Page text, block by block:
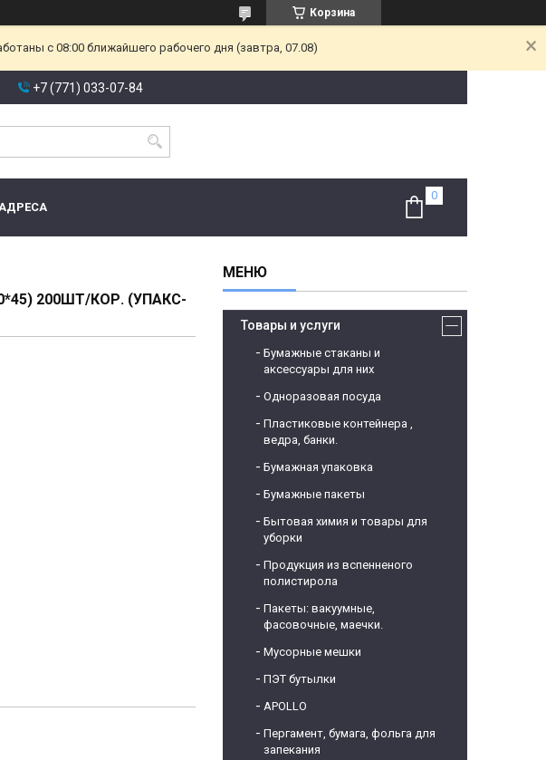
Корзина
с 08:00 ближайшего рабочего дня (завтра, 07.08)
+7 (771) 033-07-84
200ШТ/КОР. (УПАКС-
Товары и услуги
Бумажные стаканы и
аксессуары для них
Одноразовая посуда
Пластиковые контейнера ,
ведра, банки.
Бумажная упаковка
Бумажные пакеты
Бытовая химия и товары для
уборки
Продукция из вспенненого
полистирола
Пакеты: вакуумные,
фасовочные, маечки.
Мусорные мешки
ПЭТ бутылки
APOLLO
Пергамент, бумага, фольга для
запекания